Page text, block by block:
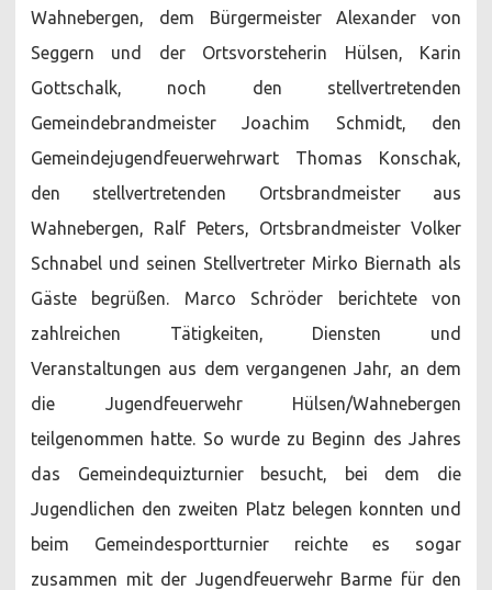
Wahnebergen, dem Bürgermeister Alexander von
Seggern und der Ortsvorsteherin Hülsen, Karin
Gottschalk, noch den stellvertretenden
Gemeindebrandmeister Joachim Schmidt, den
Gemeindejugendfeuerwehrwart Thomas Konschak,
den stellvertretenden Ortsbrandmeister aus
Wahnebergen, Ralf Peters, Ortsbrandmeister Volker
Schnabel und seinen Stellvertreter Mirko Biernath als
Gäste begrüßen. Marco Schröder berichtete von
zahlreichen Tätigkeiten, Diensten und
Veranstaltungen aus dem vergangenen Jahr, an dem
die Jugendfeuerwehr Hülsen/Wahnebergen
teilgenommen hatte. So wurde zu Beginn des Jahres
das Gemeindequizturnier besucht, bei dem die
Jugendlichen den zweiten Platz belegen konnten und
beim Gemeindesportturnier reichte es sogar
zusammen mit der Jugendfeuerwehr Barme für den